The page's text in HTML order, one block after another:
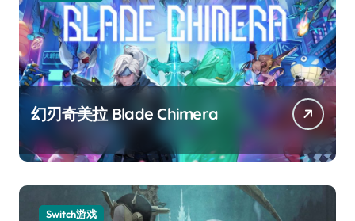
幻刃奇美拉 Blade Chimera
Switch游戏